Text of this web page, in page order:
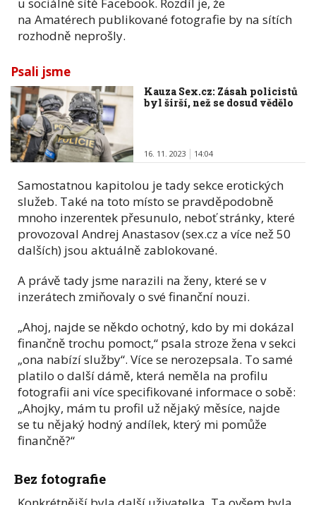
na Amatérech publikované fotografie by na sítích
rozhodně neprošly.
Psali jsme
Kauza Sex.cz: Zásah policistů
byl širší, než se dosud vědělo
16. 11. 2023 14:04
Samostatnou kapitolou je tady sekce erotických
služeb. Také na toto místo se pravděpodobně
mnoho inzerentek přesunulo, neboť stránky, které
provozoval Andrej Anastasov (sex.cz a více než 50
dalších) jsou aktuálně zablokované.
A právě tady jsme narazili na ženy, které se v
inzerátech zmiňovaly o své finanční nouzi.
„Ahoj, najde se někdo ochotný, kdo by mi dokázal
finančně trochu pomoct,“ psala stroze žena v sekci
„ona nabízí služby“. Více se nerozepsala. To samé
platilo o další dámě, která neměla na profilu
fotografii ani více specifikované informace o sobě:
„Ahojky, mám tu profil už nějaký měsíce, najde
se tu nějaký hodný andílek, který mi pomůže
finančně?“
Bez fotografie